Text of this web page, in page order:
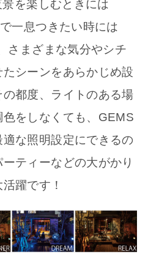
を楽しむときには
一息つきたい時には
さまざまな気分やシチ
シーンをあらかじめ設
都度、ライトのある場
をしなくても、GEMS
な照明設定にできるの
ティーなどの大がかり
躍です！